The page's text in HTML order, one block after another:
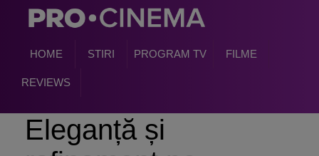
HOME STIRI PROGRAM TV FILME
REVIEWS
Eleganță și